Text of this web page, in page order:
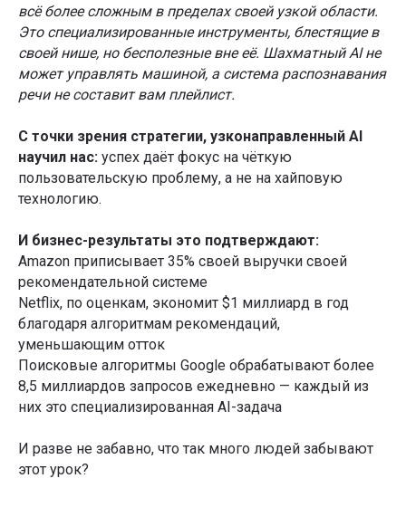
всё более сложным в пределах своей узкой области.
Это специализированные инструменты, блестящие в
своей нише, но бесполезные вне её. Шахматный AI не
может управлять машиной, а система распознавания
речи не составит вам плейлист.
С точки зрения стратегии, узконаправленный AI
научил нас: успех даёт фокус на чёткую
пользовательскую проблему, а не на хайповую
технологию.
И бизнес-результаты это подтверждают:
Amazon приписывает 35% своей выручки своей
рекомендательной системе
Netflix, по оценкам, экономит $1 миллиард в год
благодаря алгоритмам рекомендаций,
уменьшающим отток
Поисковые алгоритмы Google обрабатывают более
8,5 миллиардов запросов ежедневно — каждый из
них это специализированная AI-задача
И разве не забавно, что так много людей забывают
этот урок?